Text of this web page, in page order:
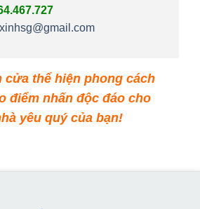
cửa thể hiện phong cách
điểm nhấn độc đáo cho
yêu quý của bạn!